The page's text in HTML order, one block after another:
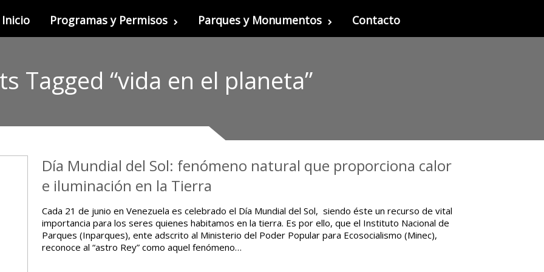
Inicio Programas y Permisos Parques y Monumentos Contacto
Tagged “vida en el planeta”
Día Mundial del Sol: fenómeno natural que proporciona calor
e iluminación en la Tierra
Cada 21 de junio en Venezuela es celebrado el Día Mundial del Sol, siendo éste un recurso de vital
importancia para los seres quienes habitamos en la tierra. Es por ello, que el Instituto Nacional de
Parques (Inparques), ente adscrito al Ministerio del Poder Popular para Ecosocialismo (Minec),
reconoce al “astro Rey” como aquel fenómeno…